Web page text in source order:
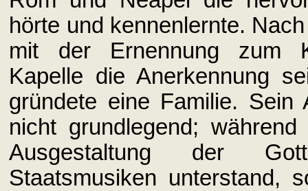
hörte und kennenlernte.
mit der Ernennung zum
Kapelle die Anerkennung
gründete eine Familie. Sein
nicht grundlegend;
Ausgestaltung der
Staatsmusiken unterstand,